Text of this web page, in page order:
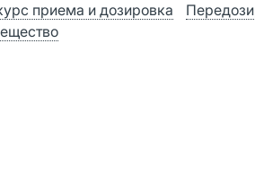
приема и дозировка